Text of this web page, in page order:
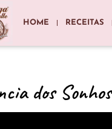
HOME RECEITAS
dos Sonhos